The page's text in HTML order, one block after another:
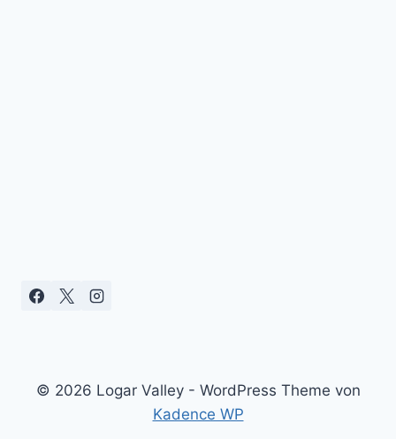
© 2026 Logar Valley - WordPress Theme von
Kadence WP